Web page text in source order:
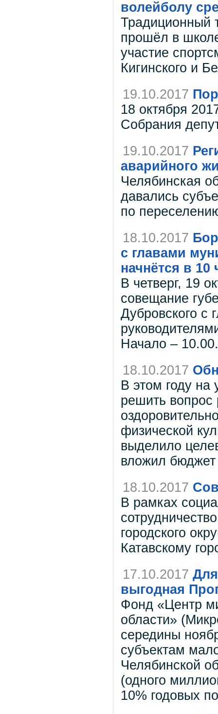
волейболу
Традиционный
прошёл в
участие
Кигинского и
19.10.2017
18 октября
Собрания
19.10.2017
аварийного
Челябинская
давались
по
18.10.2017
с главами
начнётся в 10
В четверг, 19
совещание
Дубровского с
Начало – 10.00.
18.10.2017
В этом году
решить вопрос
физической
выделило
вложил бюджет
18.10.2017
В рамках
городского
Катавскому
17.10.2017
выгодная
Фонд «Центр
области»
середины
субъектам
Челябинской
(одного
10% годовых